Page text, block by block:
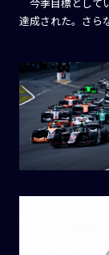
達成された。さら